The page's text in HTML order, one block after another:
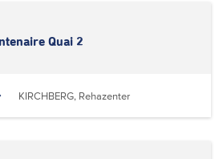
Quai 2
KIRCHBERG, Rehazenter